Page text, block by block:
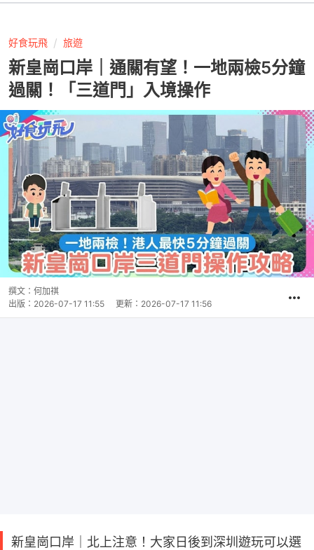
好食玩飛 旅遊
新皇崗口岸｜通關有望！一地兩檢5分鐘
過關！「三道門」入境操作
撰文： 何加祺
出版： 2026-07-17 11:55 更新： 2026-07-17 11:56
新皇崗口岸｜北上注意！大家日後到深圳遊玩可以選